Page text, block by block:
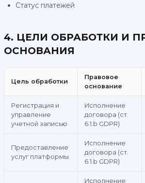
Статус платежей
4. ЦЕЛИ ОБРАБОТКИ И
ОСНОВАНИЯ
Цель обработки
Правовое
основание
Регистрация и
управление
учетной записью
Исполнение
договора (ст.
6.1.b GDPR)
Предоставление
услуг платформы
Исполнение
договора (ст.
6.1.b GDPR)
Исполнение